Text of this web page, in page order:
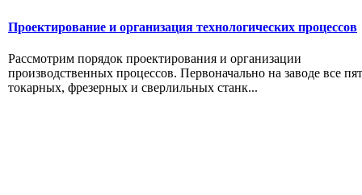
Проектирование и организация технологических процессов
Рассмотрим порядок проектирования и организации
производственных процессов. Первоначально на заводе все
токарных, фрезерных и сверлильных станк...